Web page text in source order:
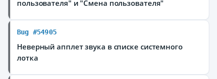
пользователя" и "Смена пользователя"
Bug #54905
Неверный апплет звука в списке системного
лотка